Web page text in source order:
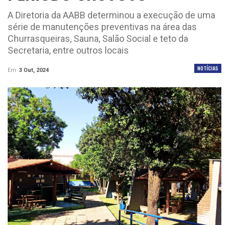
A Diretoria da AABB determinou a execução de uma
série de manutenções preventivas na área das
Churrasqueiras, Sauna, Salão Social e teto da
Secretaria, entre outros locais
NOTÍCIAS
Em 3 Out, 2024